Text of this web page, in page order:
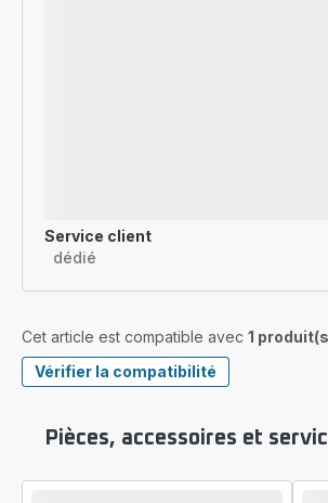
Service client
dédié
Cet article est compatible avec 1
Vérifier la compatibilité
Pièces, accessoires et